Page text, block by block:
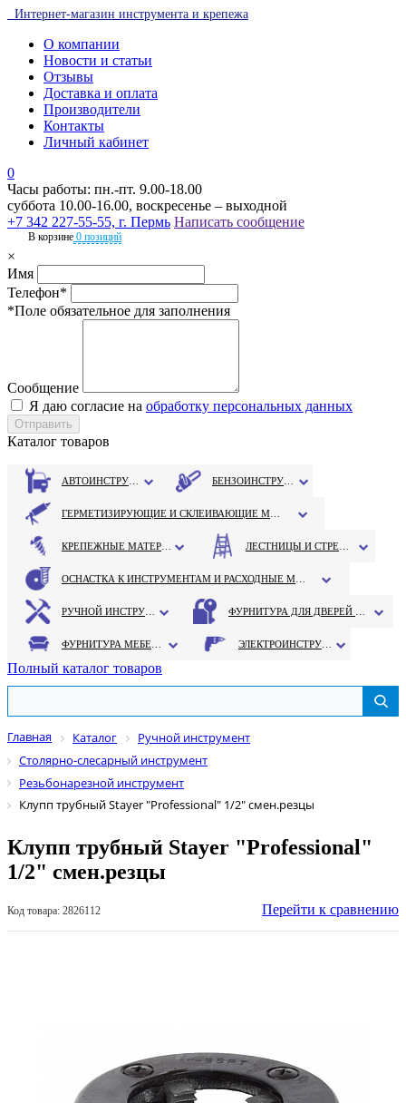
Интернет-магазин инструмента и крепежа
О компании
Новости и статьи
Отзывы
Доставка и оплата
Производители
Контакты
Личный кабинет
0
Часы работы: пн.-пт. 9.00-18.00
суббота 10.00-16.00, воскресенье – выходной
+7 342 227-55-55, г. Пермь Написать сообщение
В корзине 0 позиций
×
Имя
Телефон*
*Поле обязательное для заполнения
Сообщение
Я даю согласие на обработку персональных данных
Каталог товаров
Полный каталог товаров
Главная Каталог
Ручной инструмент
Столярно-слесарный инструмент
Резьбонарезной инструмент
Клупп трубный Stayer "Professional" 1/2" смен.резцы
Клупп трубный Stayer "Professional"
1/2" смен.резцы
Код товара: 2826112 Перейти к сравнению